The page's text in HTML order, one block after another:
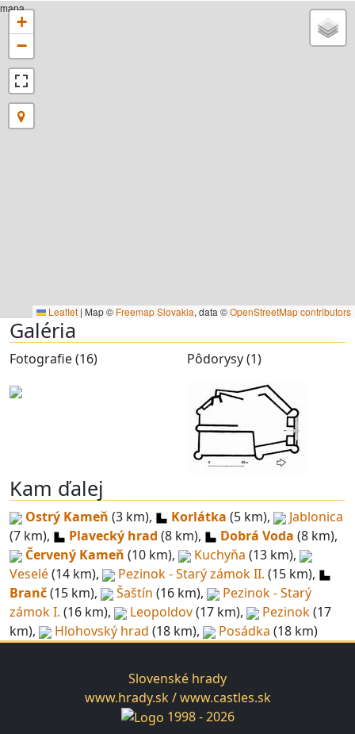
mapa
+
−
Leaflet | Map © Freemap Slovakia, data ©OpenStreetMap contributors
Galéria
Fotografie (16) Pôdorysy (1)
Kam ďalej
Ostrý Kameň (3 km), Korlátka (5 km),
Jablonica
(7 km),
Plavecký hrad (8 km), Dobrá Voda (8 km),
Červený Kameň (10 km), Kuchyňa (13 km),
Veselé(14 km), Pezinok - Starý zámok II. (15 km),
Branč(15 km), Šaštín (16 km),
Pezinok - Starý
zámok I. (16 km), Leopoldov(17 km), Pezinok(17
km),
Hlohovský hrad (18 km), Posádka (18 km)
Slovenské hrady
www.hrady.sk / www.castles.sk
1998 - 2026